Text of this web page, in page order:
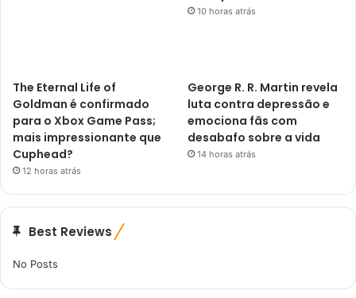
10 horas atrás
The Eternal Life of
Goldman é confirmado
para o Xbox Game Pass;
mais impressionante que
Cuphead?
12 horas atrás
George R. R. Martin revela
luta contra depressão e
emociona fãs com
desabafo sobre a vida
14 horas atrás
Best Reviews
No Posts